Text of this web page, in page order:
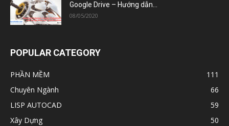
Google Drive – Hướng dẫn...
08/05/2020
POPULAR CATEGORY
PHẦN MỀM
111
Chuyên Ngành
66
LISP AUTOCAD
59
Xây Dựng
50